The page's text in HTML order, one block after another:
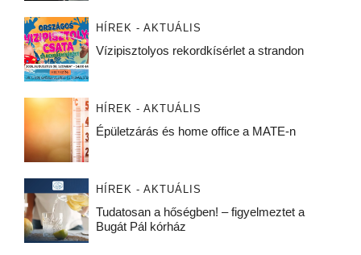
HÍREK - AKTUÁLIS
Vízipisztolyos rekordkísérlet a strandon
HÍREK - AKTUÁLIS
Épületzárás és home office a MATE-n
HÍREK - AKTUÁLIS
Tudatosan a hőségben! – figyelmeztet a
Bugát Pál kórház